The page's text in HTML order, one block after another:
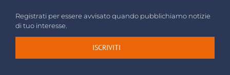
Registrati per essere avvisato quando pubblichiamo notizie
di tuo interesse.
ISCRIVITI